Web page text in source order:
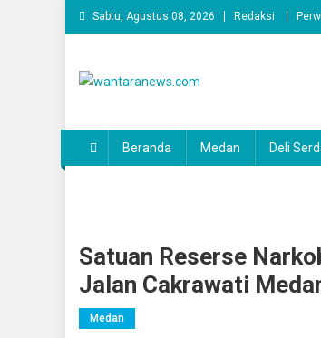
Skip
to
Sabtu, Agustus 08, 2026 Redaksi
Beranda Medan Deli
Satuan Reserse
Jalan Cakrawati
Medan